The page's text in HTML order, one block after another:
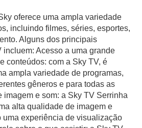
oferece uma ampla variedade
incluindo filmes, séries, esportes,
Alguns dos principais
incluem: Acesso a uma grande
conteúdos: com a Sky TV, é
ampla variedade de programas,
gêneros e para todas as
imagem e som: a Sky TV Serrinha
alta qualidade de imagem e
uma experiência de visualização